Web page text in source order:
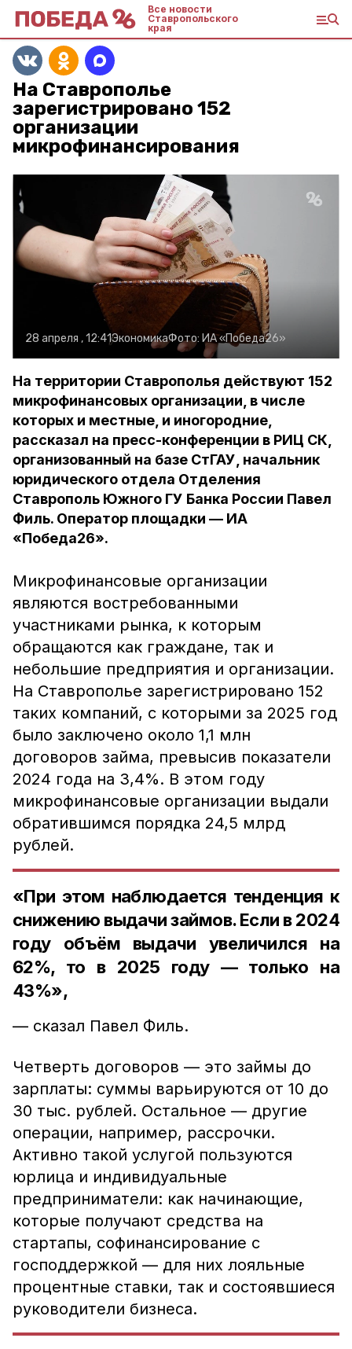
Все новости
Ставропольского
края
На Ставрополье
зарегистрировано 152
организации
микрофинансирования
28 апреля , 12:41ЭкономикаФото: ИА «Победа26»
На территории Ставрополья действуют 152
микрофинансовых организации, в числе
которых и местные, и иногородние,
рассказал на пресс-конференции в РИЦ СК,
организованный на базе СтГАУ, начальник
юридического отдела Отделения
Ставрополь Южного ГУ Банка России Павел
Филь. Оператор площадки — ИА
«Победа26».
Микрофинансовые организации
являются востребованными
участниками рынка, к которым
обращаются как граждане, так и
небольшие предприятия и организации.
На Ставрополье зарегистрировано 152
таких компаний, с которыми за 2025 год
было заключено около 1,1 млн
договоров займа, превысив показатели
2024 года на 3,4%. В этом году
микрофинансовые организации выдали
обратившимся порядка 24,5 млрд
рублей.
«При этом наблюдается тенденция к
снижению выдачи займов. Если в 2024
году объём выдачи увеличился на
62%, то в 2025 году — только на
43%»,
— сказал Павел Филь.
Четверть договоров — это займы до
зарплаты: суммы варьируются от 10 до
30 тыс. рублей. Остальное — другие
операции, например, рассрочки.
Активно такой услугой пользуются
юрлица и индивидуальные
предприниматели: как начинающие,
которые получают средства на
стартапы, софинансирование с
господдержкой — для них лояльные
процентные ставки, так и состоявшиеся
руководители бизнеса.